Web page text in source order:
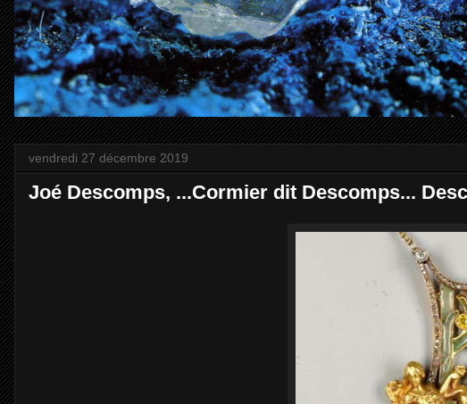
vendredi 27 décembre 2019
Joé Descomps, ...Cormier dit Descomps...